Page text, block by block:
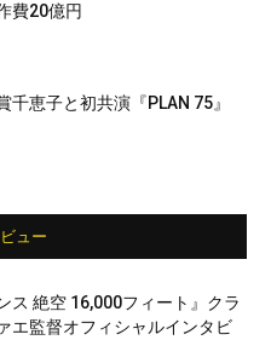
費20億円
千恵子と初共演『PLAN 75』
ュー
ス 絶空 16,000フィート』クラ
エ監督オフィシャルインタビ